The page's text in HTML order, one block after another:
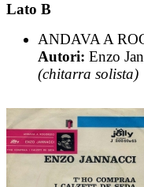
Lato B
ANDAVA A
Autori: Enzo
(chitarra solista)